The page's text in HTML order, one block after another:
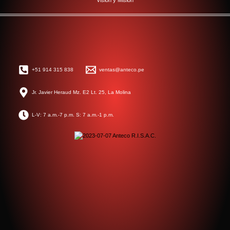
+51 914 315 838 ventas@anteco.pe
Jr. Javier Heraud Mz. E2 Lt. 25, La Molina
L-V: 7 a.m.-7 p.m. S: 7 a.m.-1 p.m.